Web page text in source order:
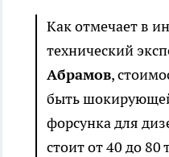
Как отмечает в
технический
Абрамов,
быть
форсунка для
стоит от 40 до 80